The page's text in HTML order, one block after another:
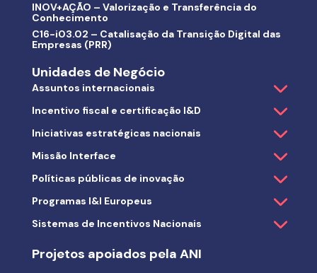
INOV+AÇÃO – Valorização e Transferência do
Conhecimento
C16-i03.02 – Catalisação da Transição Digital das
Empresas (PRR)
Unidades de Negócio
Assuntos internacionais
Incentivo fiscal e certificação I&D
Iniciativas estratégicas nacionais
Missão Interface
Políticas públicas de inovação
Programas I&I Europeus
Sistemas de Incentivos Nacionais
Projetos apoiados pela ANI